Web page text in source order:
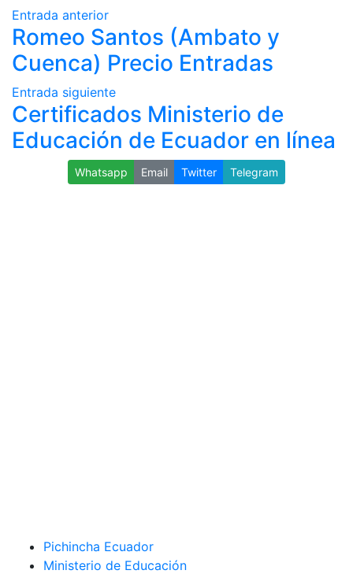
Entrada anterior
Romeo Santos (Ambato y
Cuenca) Precio Entradas
Entrada siguiente
Certificados Ministerio de
Educación de Ecuador en línea
Whatsapp Email Twitter Telegram
Pichincha Ecuador
Ministerio de Educación